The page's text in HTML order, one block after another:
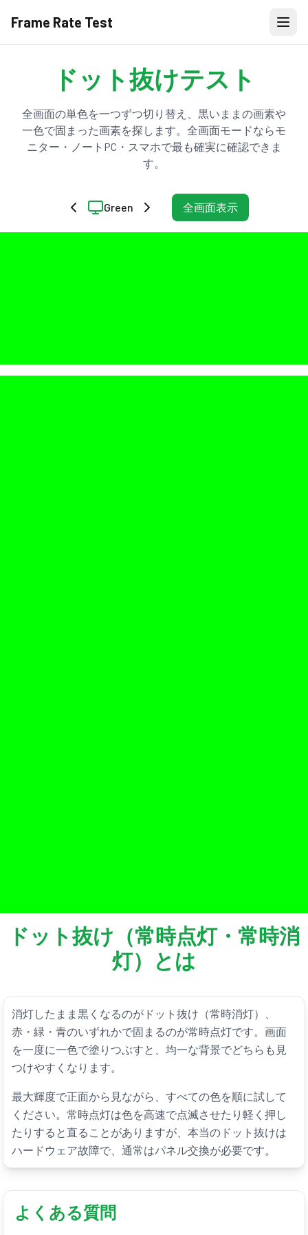
Frame Rate Test
ドット抜けテスト
全画面の単色を一つずつ切り替え、黒いままの画素や
一色で固まった画素を探します。全画面モードならモ
ニター・ノートPC・スマホで最も確実に確認できま
す。
Green 全画面表示
ドット抜け（常時点灯・常時消
灯）とは
消灯したまま黒くなるのがドット抜け（常時消灯）、
赤・緑・青のいずれかで固まるのが常時点灯です。画面
を一度に一色で塗りつぶすと、均一な背景でどちらも見
つけやすくなります。
最大輝度で正面から見ながら、すべての色を順に試して
ください。常時点灯は色を高速で点滅させたり軽く押し
たりすると直ることがありますが、本当のドット抜けは
ハードウェア故障で、通常はパネル交換が必要です。
よくある質問